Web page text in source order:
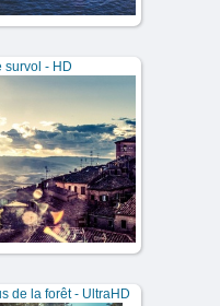
survol - HD
de la forêt - UltraHD